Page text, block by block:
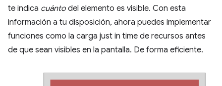
te indica cuánto del elemento es visible. Con esta
información a tu disposición, ahora puedes implementar
funciones como la carga just in time de recursos antes
de que sean visibles en la pantalla. De forma eficiente.